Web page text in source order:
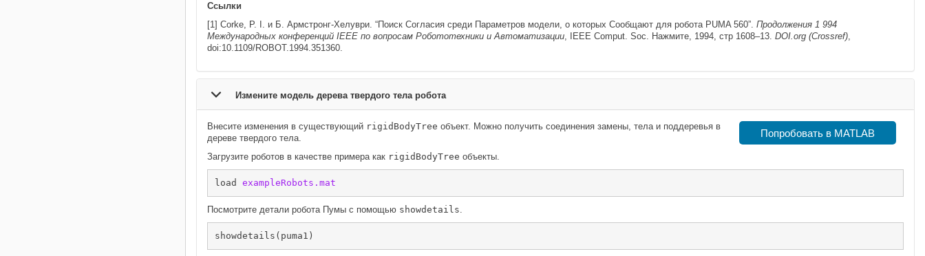
Ссылки
[1] Corke, P. I. и Б. Армстронг-Хелуври. “Поиск Согласия среди Параметров модели, о которых Сообщают для робота PUMA 560”. Продолжения 1 994
Международных конференций IEEE по вопросам Робототехники и Автоматизации, IEEE Comput. Soc. Нажмите, 1994, стр 1608–13. DOI.org (Crossref),
doi:10.1109/ROBOT.1994.351360.
Измените модель дерева твердого тела робота
Попробовать в MATLAB
Внесите изменения в существующий rigidBodyTree объект. Можно получить соединения замены, тела и поддеревья в
дереве твердого тела.
Загрузите роботов в качестве примера как rigidBodyTree объекты.
load exampleRobots.mat
Посмотрите детали робота Пумы с помощью showdetails.
showdetails(puma1)